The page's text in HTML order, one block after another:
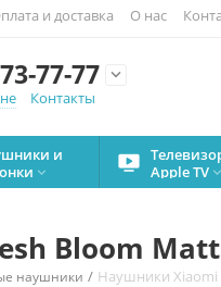
и доставка О нас
77-77

Контакты
и

Apple TV 
Bloom
наушники / Наушники